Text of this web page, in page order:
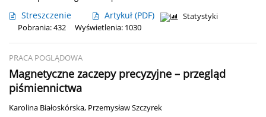
Streszczenie Artykuł (PDF)
Statystyki
Pobrania: 432
Wyświetlenia: 1030
PRACA POGLĄDOWA
Magnetyczne zaczepy precyzyjne – przegląd
piśmiennictwa
Karolina Białoskórska, Przemysław Szczyrek